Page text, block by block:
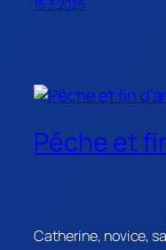
15.3.2025
Pêche et
Catherine, novice,